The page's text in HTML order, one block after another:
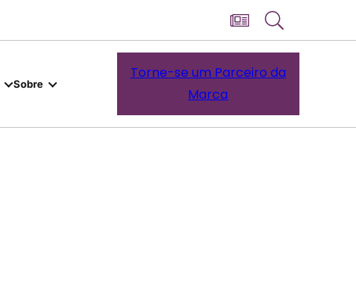
Sobre
Torne-se um Parceiro da
Marca